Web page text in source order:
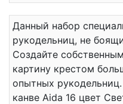
Данный набор
рукодельниц, не
Создайте
картину крестом
опытных
канве Aida 16 цвет